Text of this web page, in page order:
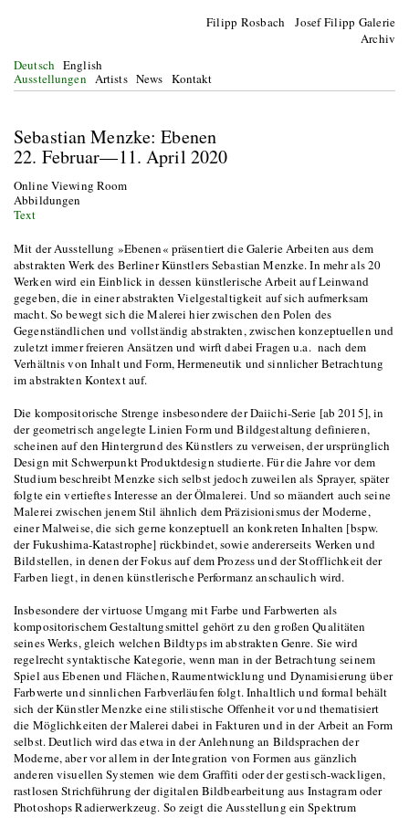
Filipp Rosbach Josef Filipp Galerie
Archiv
Deutsch English
Ausstellungen Artists News Kontakt
Sebastian Menzke: Ebenen
22. Februar—11. April 2020
Online Viewing Room
Abbildungen
Text
Mit der Ausstellung »Ebenen« präsentiert die Galerie Arbeiten aus dem
abstrakten Werk des Berliner Künstlers Sebastian Menzke. In mehr als 20
Werken wird ein Einblick in dessen künstlerische Arbeit auf Leinwand
gegeben, die in einer abstrakten Vielgestaltigkeit auf sich aufmerksam
macht. So bewegt sich die Malerei hier zwischen den Polen des
Gegenständlichen und vollständig abstrakten, zwischen konzeptuellen und
zuletzt immer freieren Ansätzen und wirft dabei Fragen u.a. nach dem
Verhältnis von Inhalt und Form, Hermeneutik und sinnlicher Betrachtung
im abstrakten Kontext auf.
Die kompositorische Strenge insbesondere der Daiichi-Serie [ab 2015], in
der geometrisch angelegte Linien Form und Bildgestaltung definieren,
scheinen auf den Hintergrund des Künstlers zu verweisen, der ursprünglich
Design mit Schwerpunkt Produktdesign studierte. Für die Jahre vor dem
Studium beschreibt Menzke sich selbst jedoch zuweilen als Sprayer, später
folgte ein vertieftes Interesse an der Ölmalerei. Und so mäandert auch seine
Malerei zwischen jenem Stil ähnlich dem Präzisionismus der Moderne,
einer Malweise, die sich gerne konzeptuell an konkreten Inhalten [bspw.
der Fukushima-Katastrophe] rückbindet, sowie andererseits Werken und
Bildstellen, in denen der Fokus auf dem Prozess und der Stofflichkeit der
Farben liegt, in denen künstlerische Performanz anschaulich wird.
Insbesondere der virtuose Umgang mit Farbe und Farbwerten als
kompositorischem Gestaltungsmittel gehört zu den großen Qualitäten
seines Werks, gleich welchen Bildtyps im abstrakten Genre. Sie wird
regelrecht syntaktische Kategorie, wenn man in der Betrachtung seinem
Spiel aus Ebenen und Flächen, Raumentwicklung und Dynamisierung über
Farbwerte und sinnlichen Farbverläufen folgt. Inhaltlich und formal behält
sich der Künstler Menzke eine stilistische Offenheit vor und thematisiert
die Möglichkeiten der Malerei dabei in Fakturen und in der Arbeit an Form
selbst. Deutlich wird das etwa in der Anlehnung an Bildsprachen der
Moderne, aber vor allem in der Integration von Formen aus gänzlich
anderen visuellen Systemen wie dem Graffiti oder der gestisch-wackligen,
rastlosen Strichführung der digitalen Bildbearbeitung aus Instagram oder
Photoshops Radierwerkzeug. So zeigt die Ausstellung ein Spektrum